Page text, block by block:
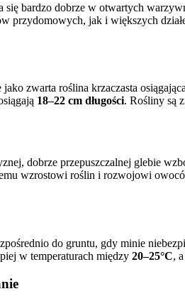
się bardzo dobrze w otwartych
przydomowych, jak i większych
zwarta roślina krzaczasta
18–22 cm długości. Rośliny są
dobrze przepuszczalnej glebie
wzrostowi roślin i rozwojowi
do gruntu, gdy minie
w temperaturach między 20–25°C,